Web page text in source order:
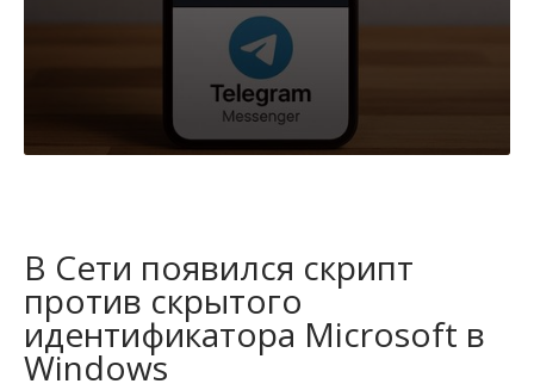
В Сети появился скрипт
против скрытого
идентификатора Microsoft в
Windows